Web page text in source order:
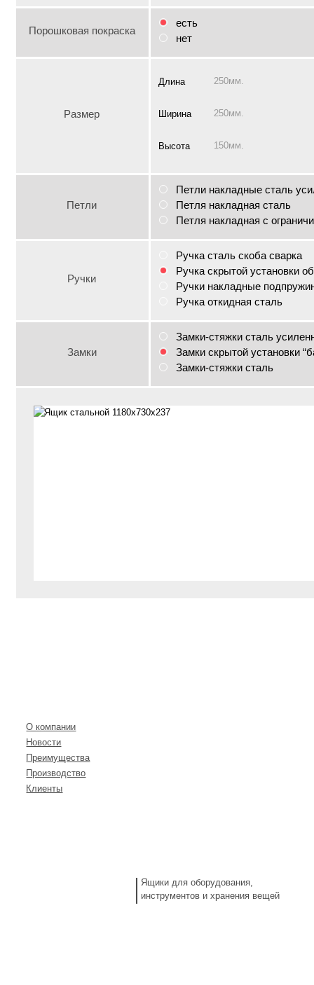
Порошковая покраска
есть
нет
Размер
Длина 250мм.
Ширина 250мм.
Высота 150мм.
Петли
Петли накладные сталь
Петля накладная сталь
Петля накладная с
Ручки
Ручка сталь скоба сварка
Ручка скрытой установки
Ручки накладные
Ручка откидная сталь
Замки
Замки-стяжки сталь
Замки скрытой установки
Замки-стяжки сталь
О компании
Новости
Преимущества
Производство
Клиенты
Ящики для оборудования,
инструментов и хранения вещей